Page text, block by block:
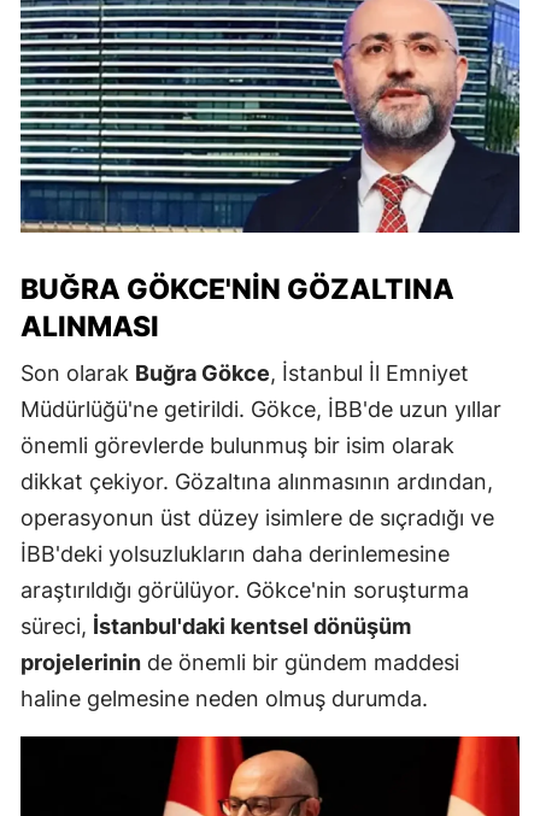
BUĞRA GÖKCE'NIN GÖZALTINA
ALINMASI
Son olarak Buğra Gökce, İstanbul İl Emniyet
Müdürlüğü'ne getirildi. Gökce, İBB'de uzun yıllar
önemli görevlerde bulunmuş bir isim olarak
dikkat çekiyor. Gözaltına alınmasının ardından,
operasyonun üst düzey isimlere de sıçradığı ve
İBB'deki yolsuzlukların daha derinlemesine
araştırıldığı görülüyor. Gökce'nin soruşturma
süreci, İstanbul'daki kentsel dönüşüm
projelerinin de önemli bir gündem maddesi
haline gelmesine neden olmuş durumda.